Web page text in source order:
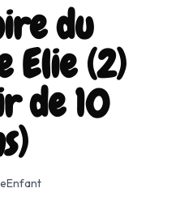
du
Elie (2)
de 10
0:00